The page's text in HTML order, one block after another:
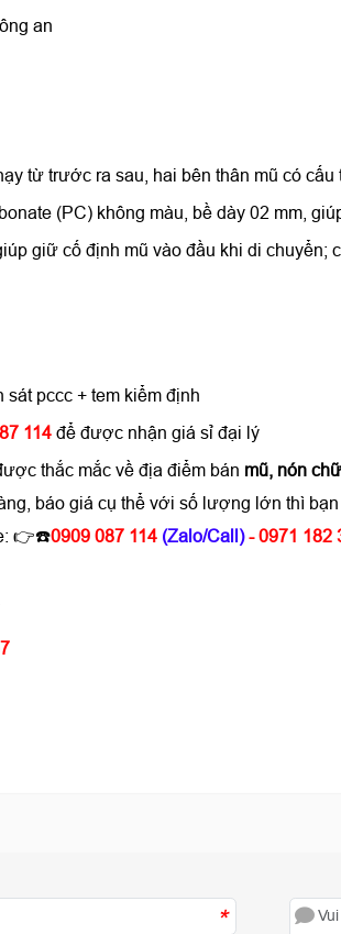
an
từ trước ra sau, hai bên thân mũ có cấu
(PC) không màu, bề dày 02 mm,
giữ cố định mũ vào đầu khi di chuyển;
pccc + tem kiểm định
114 để được nhận giá sỉ đại lý
thắc mắc về địa điểm bán mũ, nón
báo giá cụ thể với số lượng lớn thì
👉☎️0909 087 114 (Zalo/Call) - 0971 182
*